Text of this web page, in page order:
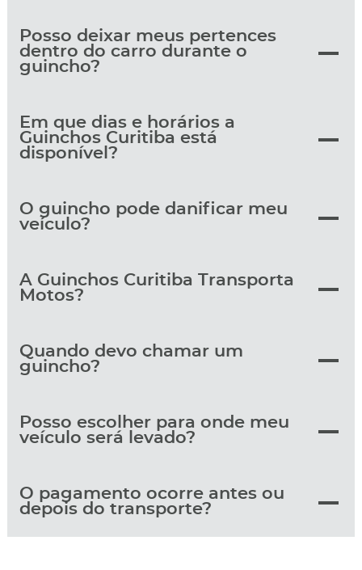
Posso deixar meus pertences
dentro do carro durante o
guincho?
Em que dias e horários a
Guinchos Curitiba está
disponível?
O guincho pode danificar meu
veículo?
A Guinchos Curitiba Transporta
Motos?
Quando devo chamar um
guincho?
Posso escolher para onde meu
veículo será levado?
O pagamento ocorre antes ou
depois do transporte?